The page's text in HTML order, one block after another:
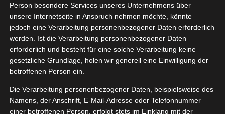
Gehe zu ...
04, 2023
Kneipp VIP
Person besondere Services unseres Unternehmens über
unsere Internetseite in Anspruch nehmen möchte, könnte
jedoch eine Verarbeitung personenbezogener Daten erforderlich
werden. Ist die Verarbeitung personenbezogener Daten
erforderlich und besteht für eine solche Verarbeitung keine
gesetzliche Grundlage, holen wir generell eine Einwilligung der
betroffenen Person ein.
Die Verarbeitung personenbezogener Daten, beispielsweise des
Namens, der Anschrift, E-Mail-Adresse oder Telefonnummer
einer betroffenen Person, erfolgt stets im Einklang mit der